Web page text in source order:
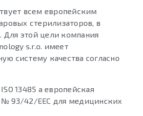
всем европейским
стерилизаторов, в
Для этой цели компания
s.r.o. имеет
систему качества согласно
13485 a европейская
93/42/EEC для медицинских